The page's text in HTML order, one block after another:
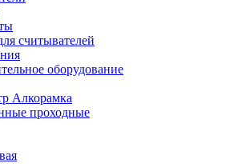
считывателей
оборудование
Алкорамка
проходные